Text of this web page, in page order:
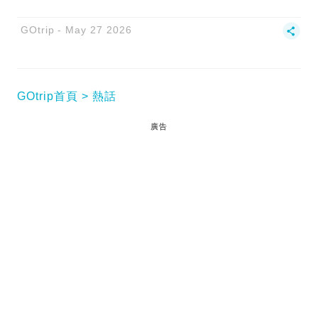
GOtrip May 27 2026
GOtrip首頁 熱話
廣告